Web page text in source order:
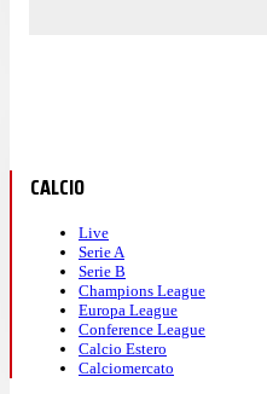
CALCIO
Live
Serie A
Serie B
Champions League
Europa League
Conference League
Calcio Estero
Calciomercato